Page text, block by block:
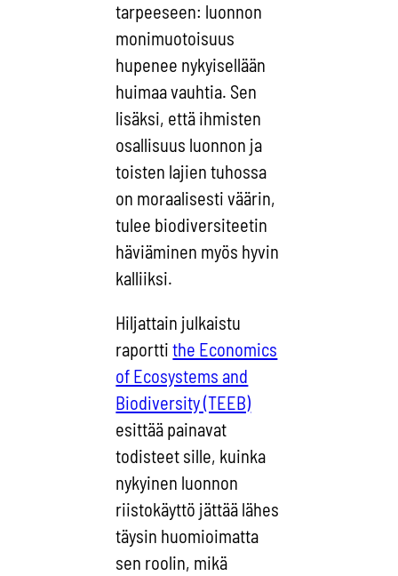
tarpeeseen: luonnon
monimuotoisuus
hupenee nykyisellään
huimaa vauhtia. Sen
lisäksi, että ihmisten
osallisuus luonnon ja
toisten lajien tuhossa
on moraalisesti väärin,
tulee biodiversiteetin
häviäminen myös hyvin
kalliiksi.
Hiljattain julkaistu
raporttithe Economics
of Ecosystems and
Biodiversity (TEEB)
esittää painavat
todisteet sille, kuinka
nykyinen luonnon
riistokäyttö jättää lähes
täysin huomioimatta
sen roolin, mikä